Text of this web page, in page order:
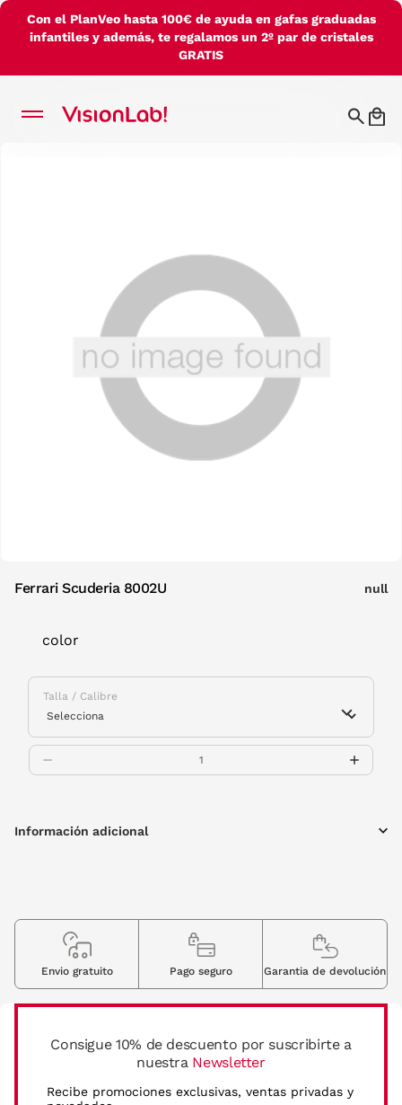
Con el PlanVeo hasta 100€ de ayuda en gafas graduadas
infantiles y además, te regalamos un 2º par de cristales
GRATIS
Ferrari Scuderia 8002U null
color
Talla / Calibre
Información adicional
Consigue 10% de descuento por suscribirte a
nuestra Newsletter
Recibe promociones exclusivas, ventas privadas y
Envio gratuito Pago seguro Garantia de devolución